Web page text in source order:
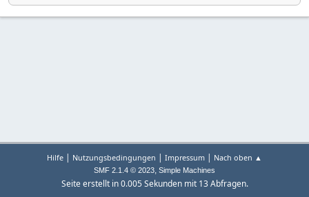
Hilfe | Nutzungsbedingungen | Impressum | Nach oben ▲
SMF 2.1.4 © 2023, Simple Machines
Seite erstellt in 0.005 Sekunden mit 13 Abfragen.